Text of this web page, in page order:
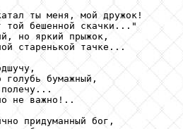
ты меня, мой дружок!
той бешенной скачки..."
но яркий прыжок,
старенькой тачке...
голубь бумажный,
не важно!..
придуманный бог,